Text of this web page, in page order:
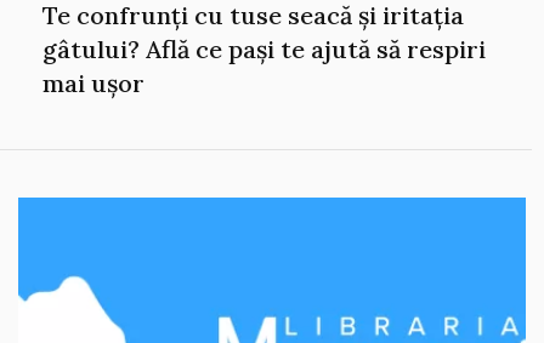
Te confrunți cu tuse seacă și iritația
gâtului? Află ce pași te ajută să respiri
mai ușor